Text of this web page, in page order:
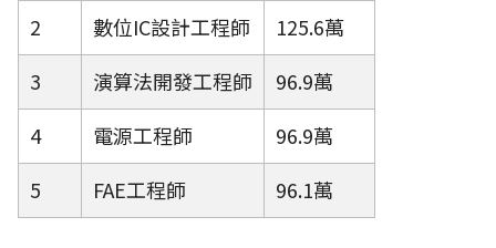
2
數位IC設計工程師
125.6萬
3
演算法開發工程師
96.9萬
4
電源工程師
96.9萬
5
FAE工程師 96.1萬